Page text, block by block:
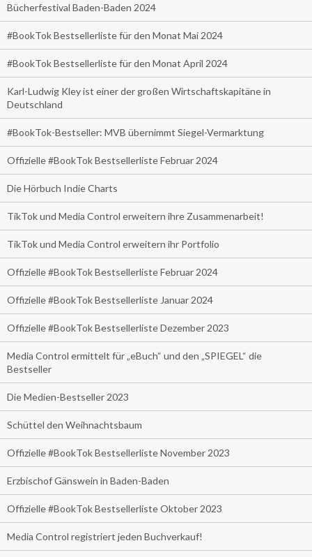
Bücherfestival Baden-Baden 2024
#BookTok Bestsellerliste für den Monat Mai 2024
#BookTok Bestsellerliste für den Monat April 2024
Karl-Ludwig Kley ist einer der großen Wirtschaftskapitäne in
Deutschland
#BookTok-Bestseller: MVB übernimmt Siegel-Vermarktung
Offizielle #BookTok Bestsellerliste Februar 2024
Die Hörbuch Indie Charts
TikTok und Media Control erweitern ihre Zusammenarbeit!
TikTok und Media Control erweitern ihr Portfolio
Offizielle #BookTok Bestsellerliste Februar 2024
Offizielle #BookTok Bestsellerliste Januar 2024
Offizielle #BookTok Bestsellerliste Dezember 2023
Media Control ermittelt für „eBuch“ und den „SPIEGEL“ die
Bestseller
Die Medien-Bestseller 2023
Schüttel den Weihnachtsbaum
Offizielle #BookTok Bestsellerliste November 2023
Erzbischof Gänswein in Baden-Baden
Offizielle #BookTok Bestsellerliste Oktober 2023
Media Control registriert jeden Buchverkauf!